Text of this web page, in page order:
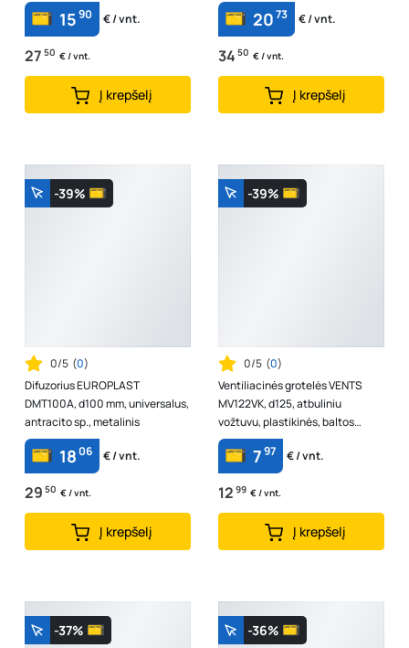
1590 € / vnt.
27 50 € / vnt.
Į krepšelį
2073 € / vnt.
34 50 € / vnt.
Į krepšelį
-39%
0/5 (0)
Difuzorius EUROPLAST
DMT100A, d100 mm, universalus,
antracito sp., metalinis
1806 € / vnt.
29 50 € / vnt.
Į krepšelį
-39%
0/5 (0)
Ventiliacinės grotelės VENTS
MV122VK, d125, atbuliniu
vožtuvu, plastikinės, baltos
spalvos
797 € / vnt.
12 99 € / vnt.
Į krepšelį
-37% -36%